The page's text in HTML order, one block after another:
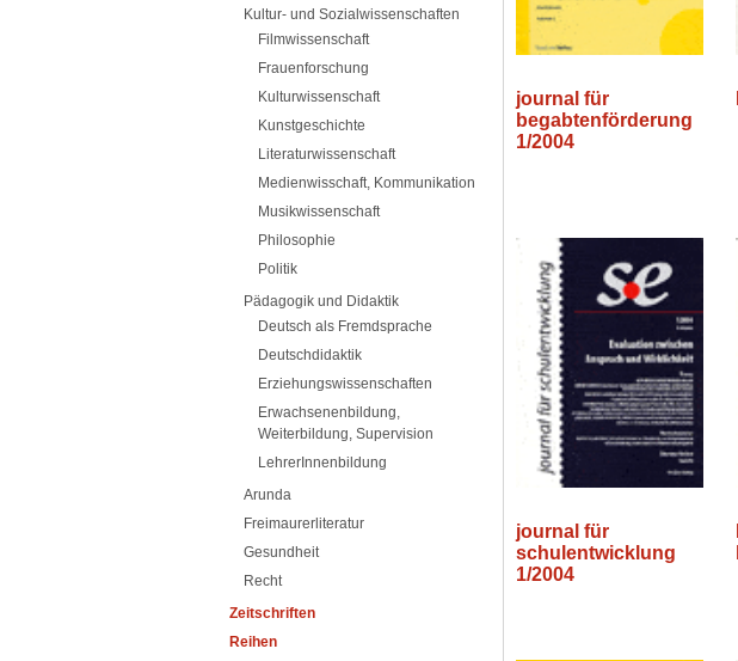
Kultur- und Sozialwissenschaften
Filmwissenschaft
Frauenforschung
Kulturwissenschaft
Kunstgeschichte
Literaturwissenschaft
Medienwisschaft, Kommunikation
Musikwissenschaft
Philosophie
Politik
Pädagogik und Didaktik
Deutsch als Fremdsprache
Deutschdidaktik
Erziehungswissenschaften
Erwachsenenbildung,
Weiterbildung, Supervision
LehrerInnenbildung
Arunda
Freimaurerliteratur
Gesundheit
Recht
Zeitschriften
Reihen
journal für
begabtenförderung
1/2004
journal für
schulentwicklung
1/2004